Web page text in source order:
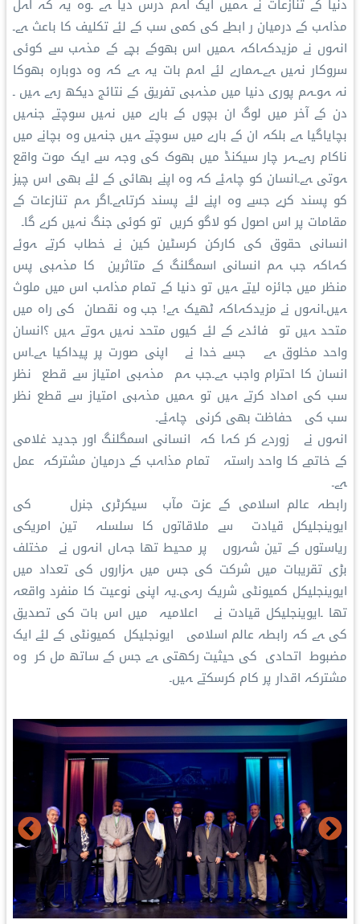
مذاہب کے درمیان ر ابطے کی کمی سب کے لئے تکلیف کا باعث ہے۔
انہوں نے مزیدکہاکہ ہمیں اس بھوکے بچے کے مذہب سے کوئی
سروکار نہیں ہے۔ہمارے لئے اہم بات یہ ہے کہ وہ دوبارہ بھوکا
نہ ہو۔ہم پوری دنیا میں مذہبی تفریق کے نتائج دیکھ رہے ہیں ۔
دن کے آخر میں لوگ ان بچوں کے بارے میں نہیں سوچتے جنہیں
بچایاگیا ہے بلکہ ان کے بارے میں سوچتے ہیں جنہیں وہ بچانے میں
ناکام رہے۔ہر چار سیکنڈ میں بھوک کی وجہ سے ایک موت واقع
ہوتی ہے۔انسان کو چاہئے کہ وہ اپنے بھائی کے لئے بھی اس چیز
کو پسند کرے جسے وہ اپنے لئے پسند کرتاہے۔اگر ہم تنازعات کے
مقامات پر اس اصول کو لاگو کریں تو کوئی جنگ نہیں کرے گا۔
انسانی حقوق کی کارکن کرسٹین کین نے خطاب کرتے ہوئے
کہاکہ جب ہم انسانی اسمگلنگ کے متاثرین کا مذہبی پس
منظر میں جائزہ لیتے ہیں تو دنیا کے تمام مذاہب اس میں ملوث
ہیں۔انہوں نے مزیدکہاکہ ٹھیک ہے! جب وہ نقصان کی راہ میں
متحد ہیں تو فائدے کے لئے کیوں متحد نہیں ہوتے ہیں ؟انسان
واحد مخلوق ہے جسے خدا نے اپنی صورت پر پیداکیا ہے۔اس
انسان کا احترام واجب ہے۔جب ہم مذہبی امتیاز سے قطع نظر
سب کی امداد کرتے ہیں تو ہمیں مذہبی امتیاز سے قطع نظر
سب کی حفاظت بھی کرنی چاہئے۔
انہوں نے زوردے کر کہا کہ انسانی اسمگلنگ اور جدید غلامی
کے خاتمے کا واحد راستہ تمام مذاہب کے درمیان مشترکہ عمل
ہے۔
رابطہ عالم اسلامی کے عزت مآب سیکرٹری جنرل کی
ایوینجلیکل قیادت سے ملاقاتوں کا سلسلہ تین امریکی
ریاستوں کے تین شہروں پر محیط تھا جہاں انہوں نے مختلف
بڑی تقریبات میں شرکت کی جس میں ہزاروں کی تعداد میں
ایوینجلیکل کمیونٹی شریک رہی۔یہ اپنی نوعیت کا منفرد واقعہ
تھا ۔ایوینجلیکل قیادت نے اعلامیہ میں اس بات کی تصدیق
کی ہے کہ رابطہ عالم اسلامی ایونجلیکل کمیونٹی کے لئے ایک
مضبوط اتحادی کی حیثیت رکھتی ہے جس کے ساتھ مل کر وہ
مشترکہ اقدار پر کام کرسکتے ہیں۔